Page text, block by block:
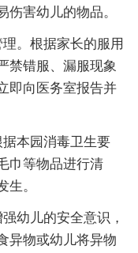
害幼儿的物品。
。根据家长的服用
禁错服、漏服现象
即向医务室报告并
本园消毒卫生要
巾等物品进行清
生。
幼儿的安全意识，
异物或幼儿将异物